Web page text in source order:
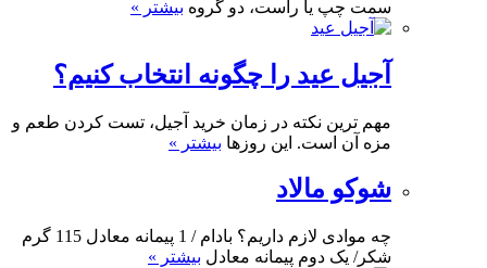
سمت چپ یا راست، دو گروه بیشتر »
آجیل عید را چگونه انتخاب کنیم؟
مهم ترین نکته در زمان خرید آجیل، تست کردن طعم و
مزه آن است. این روزها بیشتر »
شوکو مالاد
چه موادی لازم داریم؟ بادام / 1 پیمانه معادل 115 گرم
شکر/ یک دوم پیمانه معادل بیشتر »